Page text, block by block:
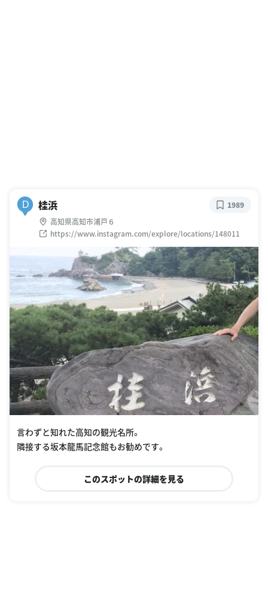
D 桂浜
高知県高知市浦戸６
https://www.instagram.com/explore/locations/148011
1989
言わずと知れた高知の観光名所。
隣接する坂本龍馬記念館もお勧めです。
このスポットの詳細を見る